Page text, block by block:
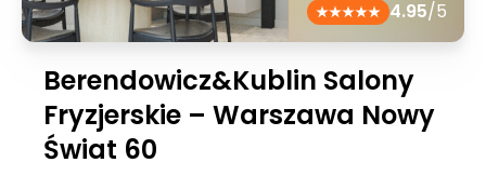
4.95/5
Berendowicz&Kublin Salony
Fryzjerskie – Warszawa Nowy
Świat 60